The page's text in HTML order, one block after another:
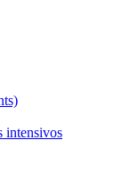
intensivos